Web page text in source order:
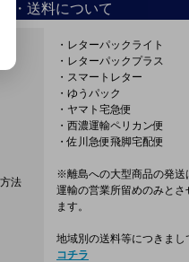
・送料について
法
・レターパックライト
・レターパックプラス
・スマートレター
・ゆうパック
・ヤマト宅急便
・西濃運輸ペリカン便
・佐川急便飛脚宅配便
※離島への大型商品の発送
運輸の営業所留めのみとさ
ます。
地域別の送料等につきまし
コチラ